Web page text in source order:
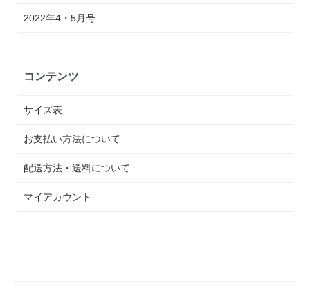
2022年4・5月号
コンテンツ
サイズ表
お支払い方法について
配送方法・送料について
マイアカウント